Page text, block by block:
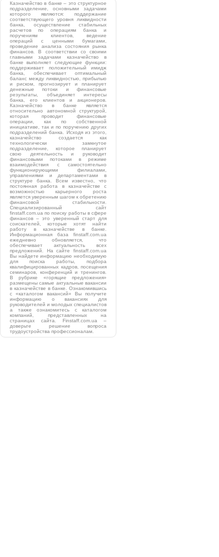
Казначейство в банке – это структурное
подразделение, основными задачами
которого являются: поддержание
соответствующего уровня ликвидности
банка, осуществление стабильных
расчетов по операциям банка и
поручениям клиентов, ведение
операций с ценными бумагами,
проведение анализа состояния рынка
финансов. В соответствии со своими
главными задачами казначейство в
банке выполняет следующие функции:
поддерживает положительный имидж
банка, обеспечивает оптимальный
баланс между ликвидностью, прибылью
и риском, прогнозирует и планирует
денежные потоки и финансовые
результаты, объединяет интересы
банка, его клиентов и акционеров.
Казначейство в банке является
относительно автономной структурой,
которая проводит финансовые
операции, как по собственной
инициативе, так и по поручению других
подразделений банка. Исходя из этого,
казначейство создается как
технологически замкнутое
подразделение, которое планирует
свою деятельность и руководит
финансовыми потоками в режиме
взаимодействия с самостоятельно
функционирующими филиалами,
управлениями и департаментами в
структуре банка. Всем известно, что
постоянная работа в казначействе с
возможностью карьерного роста
является уверенным шагом к обретению
финансовой стабильности.
Специализированный сайт
finstaff.com.ua по поиску работы в сфере
финансов – это уверенный старт для
соискателей, которые хотят найти
работу в казначействе в банке.
Информационная база finstaff.com.ua
ежедневно обновляется, что
обеспечивает актуальность всех
предложений. На сайте finstaff.com.ua
Вы найдете информацию необходимую
для поиска работы, подбора
квалифицированных кадров, посещения
семинаров, конференций и тренингов.
В рубрике «горящие предложения»
размещены самые актуальные вакансии
в казначействе в банке. Ознакомившись
с «каталогом вакансий» Вы получите
информацию о вакансиях для
руководителей и молодых специалистов
а также ознакомитесь с каталогом
компаний, представленных на
страницах сайта. Finstaff.com.ua –
доверьте решение вопроса
трудоустройства профессионалам.